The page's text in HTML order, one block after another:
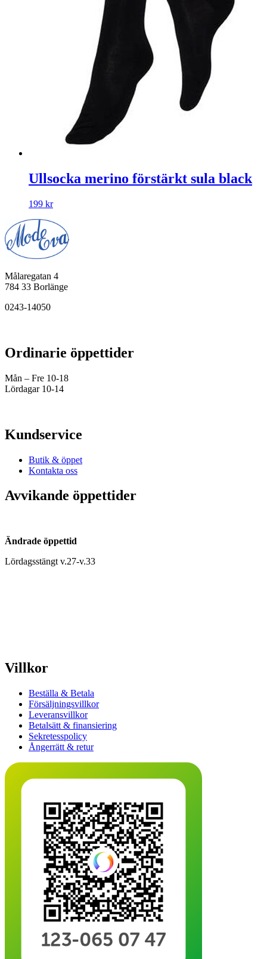
Ullsocka merino förstärkt sula black
199 kr
Målaregatan 4
784 33 Borlänge
0243-14050
Ordinarie öppettider
Mån – Fre 10-18
Lördagar 10-14
Kundservice
Butik & öppet
Kontakta oss
Avvikande öppettider
Ändrade öppettid
Lördagsstängt v.27-v.33
Villkor
Beställa & Betala
Försäljningsvillkor
Leveransvillkor
Betalsätt & finansiering
Sekretesspolicy
Ångerrätt & retur